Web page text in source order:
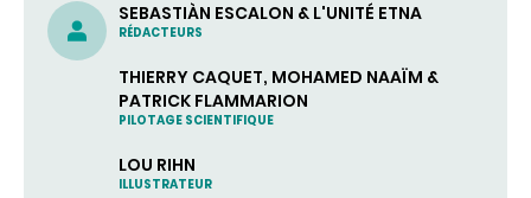
SEBASTIÀN ESCALON & L'UNITÉ ETNA
RÉDACTEURS
THIERRY CAQUET, MOHAMED NAAÏM &
PATRICK FLAMMARION
PILOTAGE SCIENTIFIQUE
LOU RIHN
ILLUSTRATEUR